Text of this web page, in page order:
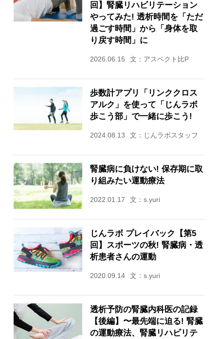
回】腎臓リハビリテーション
やってみた! 透析時間を「ただ
過ごす時間」から「身体を取
り戻す時間」に
2026.06.15 文：アスペクト比P
歩数計アプリ「リンククロス
アルク」を使って「じんラボ
歩こう部」で一緒に歩こう!
2024.08.13 文：じんラボスタッフ
腎臓病に負けない! 保存期に取
り組みたい運動療法
2022.01.17 文：s.yuri
じんラボ プレイバック【第5
回】スポーツの秋! 腎臓病・透
析患者さんの運動
2020.09.14 文：s.yuri
透析予防の腎臓内科医の記録
【後編】〜最先端に迫る! 腎臓
の運動療法、腎臓リハビリテ